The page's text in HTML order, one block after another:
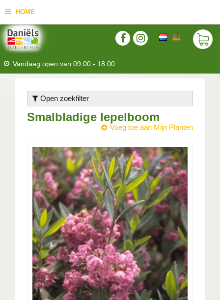
HOME
Vandaag open van 09:00 - 18:00
Open zoekfilter
Smalbladige lepelboom
Voeg toe aan Mijn Planten